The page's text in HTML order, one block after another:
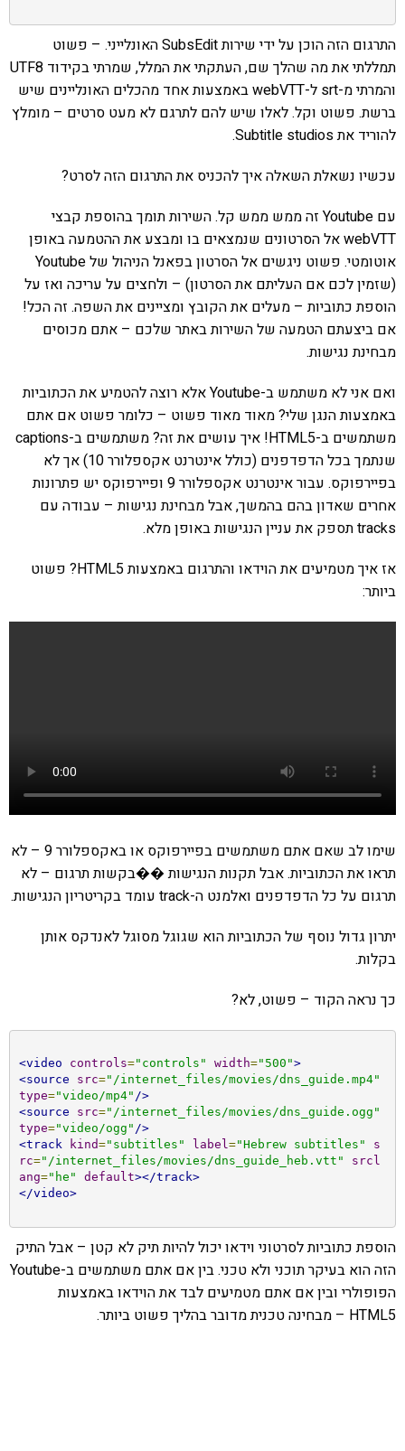
התרגום הזה הוכן על ידי שירות SubsEdit האונלייני. – פשוט
תמללתי את מה שהלך שם, העתקתי את המלל, שמרתי בקידוד UTF8
והמרתי מ-srt ל-webVTT באמצעות אחד מהכלים האונליינים שיש
ברשת. פשוט וקל. לאלו שיש להם לתרגם לא מעט סרטים – מומלץ
להוריד את Subtitle studios.
עכשיו נשאלת השאלה איך להכניס את התרגום הזה לסרט?
עם Youtube זה ממש ממש קל. השירות תומך בהוספת קבצי
webVTT אל הסרטונים שנמצאים בו ומבצע את ההטמעה באופן
אוטומטי. פשוט ניגשים אל הסרטון בפאנל הניהול של Youtube
(שזמין לכם אם העליתם את הסרטון) – ולחצים על עריכה ואז על
הוספת כתוביות – מעלים את הקובץ ומציינים את השפה. זה הכל!
אם ביצעתם הטמעה של השירות באתר שלכם – אתם מכוסים
מבחינת נגישות.
ואם אני לא משתמש ב-Youtube אלא רוצה להטמיע את הכתוביות
באמצעות הנגן שלי? מאוד מאוד פשוט – כלומר פשוט אם אתם
משתמשים ב-HTML5! איך עושים את זה? משתמשים ב-captions
שנתמך בכל הדפדפנים (כולל אינטרנט אקספלורר 10) אך לא
בפיירפוקס. עבור אינטרנט אקספלורר 9 ופיירפוקס יש פתרונות
אחרים שאדון בהם בהמשך, אבל מבחינת נגישות – עבודה עם
tracks תספק את עניין הנגישות באופן מלא.
אז איך מטמיעים את הוידאו והתרגום באמצעות HTML5? פשוט
ביותר:
שימו לב שאם אתם משתמשים בפיירפוקס או באקספלורר 9 – לא
תראו את הכתוביות. אבל תקנות הנגישות ��בקשות תרגום – לא
תרגום על כל הדפדפנים ואלמנט ה-track עומד בקריטריון הנגישות.
יתרון גדול נוסף של הכתוביות הוא שגוגל מסוגל לאנדקס אותן
בקלות.
כך נראה הקוד – פשוט, לא?
<video controls="controls" width="500">
<source
src="/internet_files/movies/dns_guide.mp4"
type="video/mp4" />
<source
src="/internet_files/movies/dns_guide.ogg"
type="video/ogg" />
<track
kind="subtitles" label="Hebrew subtitles"
s
rc="/internet_files/movies/dns_guide_heb.vtt"
srcl
ang="he" default></track>
</video>
הוספת כתוביות לסרטוני וידאו יכול להיות תיק לא קטן – אבל התיק
הזה הוא בעיקר תוכני ולא טכני. בין אם אתם משתמשים ב-Youtube
הפופולרי ובין אם אתם מטמיעים לבד את הוידאו באמצעות
HTML5 – מבחינה טכנית מדובר בהליך פשוט ביותר.